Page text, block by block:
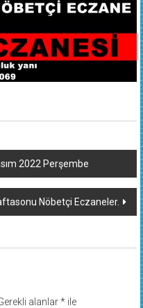
2022 Perşembe
Nöbetçi Eczaneler.
alanlar*ile